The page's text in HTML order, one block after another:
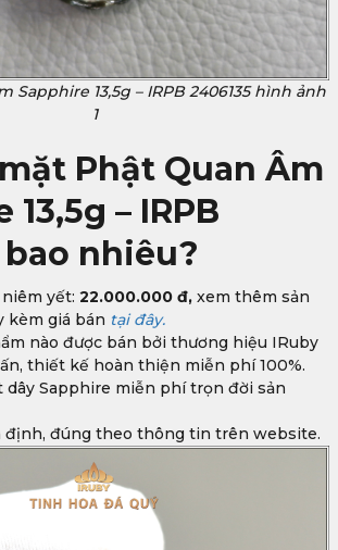
Sapphire 13,5g – IRPB 2406135 hình ảnh
1
Phật Quan Âm
– IRPB
bao nhiêu?
niêm yết: 22.000.000 đ, xem thêm sản
kèm giá bán tại đây.
nào được bán bởi thương hiệu IRuby
thiết kế hoàn thiện miễn phí 100%.
dây Sapphire miễn phí trọn đời sản
định, đúng theo thông tin trên website.